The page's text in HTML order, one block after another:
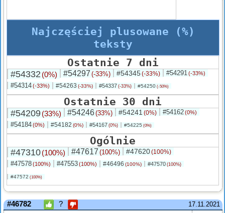
Najczęściej plusowane (%)
teksty
Ostatnie 7 dni
#54332 (0%) #54297 (-33%) #54345(-33%) #54291(-33%)
#54314(-33%) #54263 (-33%) #54337 (-33%) #54250 (-50%)
Ostatnie 30 dni
#54209(33%) #54246(33%) #54241 (0%) #54162(0%)
#54184(0%) #54182 (0%) #54167 (0%) #54225 (0%)
Ogólnie
#47310(100%) #47617 (100%) #47620(100%)
#47578(100%) #47553(100%) #46496 (100%) #47570 (100%)
#47572 (100%)
17.11.2021
#46782 ?